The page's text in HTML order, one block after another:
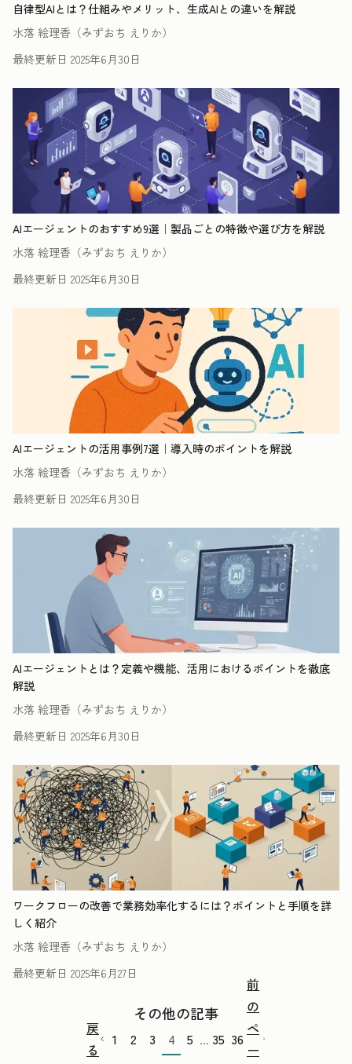
自律型AIとは？仕組みやメリット、生成AIとの違いを解説
水落 絵理香（みずおち えりか）
最終更新日 2025年6月30日
AIエージェントのおすすめ9選｜製品ごとの特徴や選び方を解説
水落 絵理香（みずおち えりか）
最終更新日 2025年6月30日
AIエージェントの活用事例7選｜導入時のポイントを解説
水落 絵理香（みずおち えりか）
最終更新日 2025年6月30日
AIエージェントとは？定義や機能、活用におけるポイントを徹底
解説
水落 絵理香（みずおち えりか）
最終更新日 2025年6月30日
ワークフローの改善で業務効率化するには？ポイントと手順を詳
しく紹介
水落 絵理香（みずおち えりか）
最終更新日 2025年6月27日
その他の記事
戻
る
1 2 3 4 5 ... 35 36
前
の
ペ
ー